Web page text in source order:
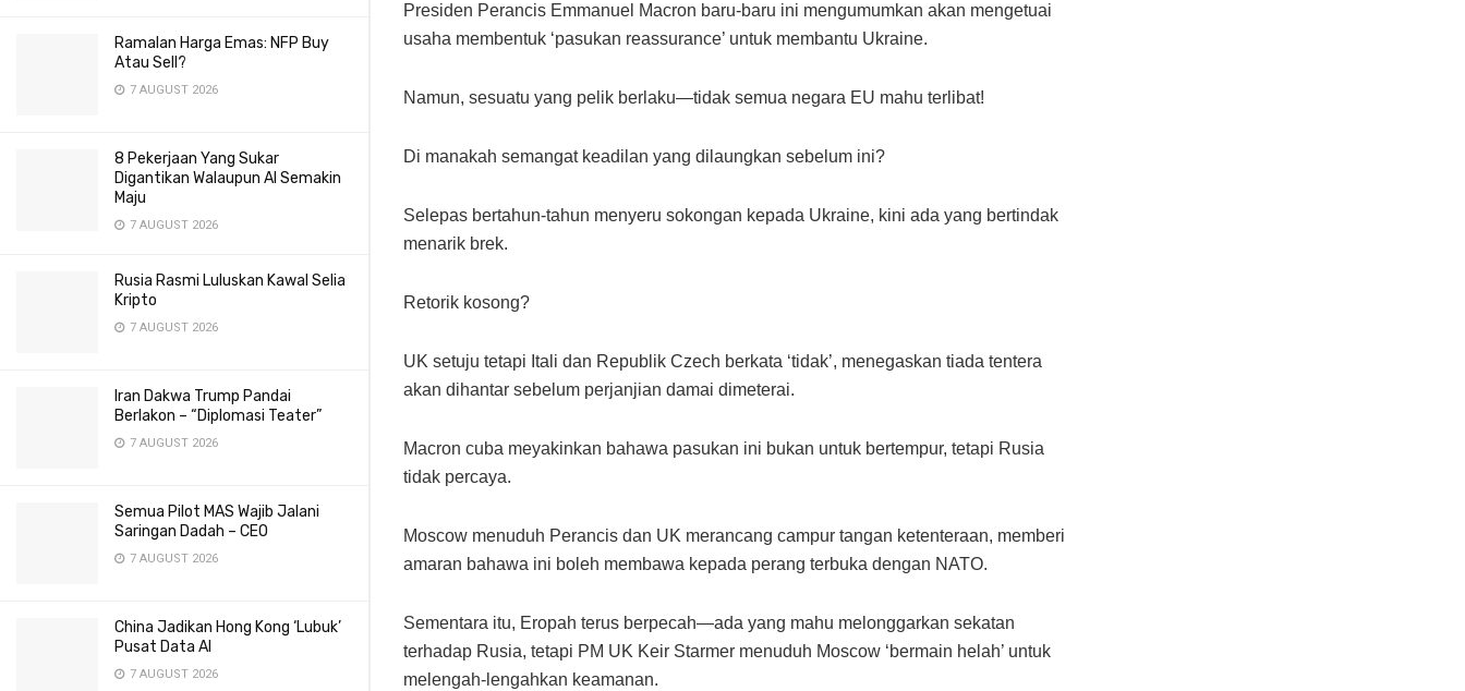
Ramalan Harga Emas: NFP Buy
Atau Sell?
7 AUGUST 2026
8 Pekerjaan Yang Sukar
Digantikan Walaupun AI Semakin
Maju
7 AUGUST 2026
Rusia Rasmi Luluskan Kawal Selia
Kripto
7 AUGUST 2026
Iran Dakwa Trump Pandai
Berlakon – “Diplomasi Teater”
7 AUGUST 2026
Semua Pilot MAS Wajib Jalani
Saringan Dadah – CEO
7 AUGUST 2026
China Jadikan Hong Kong ‘Lubuk’
Pusat Data AI
7 AUGUST 2026
Presiden Perancis Emmanuel Macron baru-baru ini mengumumkan akan mengetuai
usaha membentuk ‘pasukan reassurance’ untuk membantu Ukraine.
Namun, sesuatu yang pelik berlaku—tidak semua negara EU mahu terlibat!
Di manakah semangat keadilan yang dilaungkan sebelum ini?
Selepas bertahun-tahun menyeru sokongan kepada Ukraine, kini ada yang bertindak
menarik brek.
Retorik kosong?
UK setuju tetapi Itali dan Republik Czech berkata ‘tidak’, menegaskan tiada tentera
akan dihantar sebelum perjanjian damai dimeterai.
Macron cuba meyakinkan bahawa pasukan ini bukan untuk bertempur, tetapi Rusia
tidak percaya.
Moscow menuduh Perancis dan UK merancang campur tangan ketenteraan, memberi
amaran bahawa ini boleh membawa kepada perang terbuka dengan NATO.
Sementara itu, Eropah terus berpecah—ada yang mahu melonggarkan sekatan
terhadap Rusia, tetapi PM UK Keir Starmer menuduh Moscow ‘bermain helah’ untuk
melengah-lengahkan keamanan.